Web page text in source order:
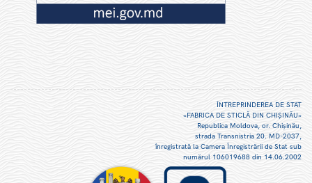
ÎNTREPRINDEREA DE STAT
«FABRICA DE STICLĂ DIN CHIŞINĂU»
Republica Moldova, or. Chişinău,
strada Transnistria 20. MD-2037,
înregistrată la Camera Înregistrării de Stat sub
numărul 106019688 din 14.06.2002